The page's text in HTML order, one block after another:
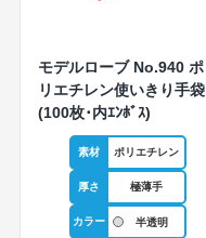
モデルローブ No.940 ポ
リエチレン使いきり手袋
(100枚･内ｴﾝﾎﾞｽ)
素材 ポリエチレン
厚さ 極薄手
カラー 半透明